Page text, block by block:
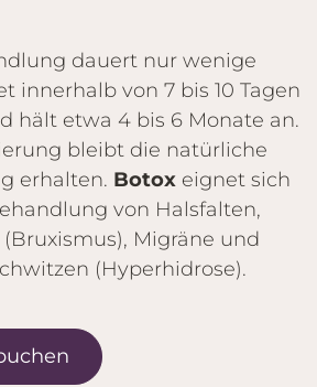
dauert nur wenige
innerhalb von 7 bis 10 Tagen
hält etwa 4 bis 6 Monate an.
bleibt die natürliche
erhalten. Botox eignet sich
von Halsfalten,
Migräne und
(Hyperhidrose).